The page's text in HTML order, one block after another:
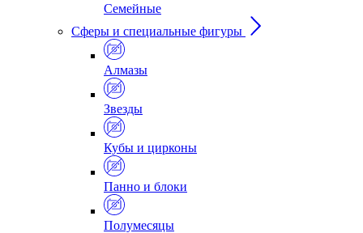
Семейные
Сферы и специальные фигуры
Алмазы
Звезды
Кубы и цирконы
Панно и блоки
Полумесяцы